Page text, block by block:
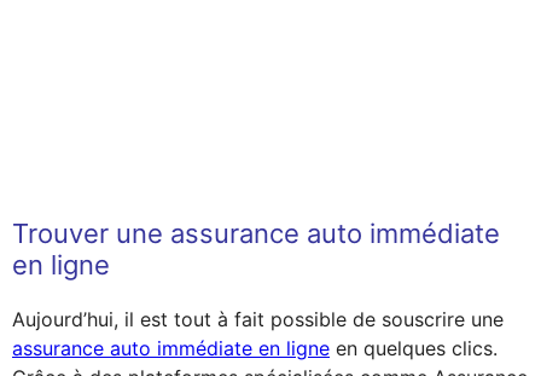
Trouver une assurance auto immédiate
en ligne
Aujourd’hui, il est tout à fait possible de souscrire une
assurance auto immédiate en ligne en quelques clics.